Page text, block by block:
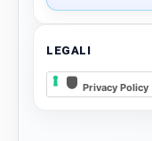
LEGALI
Privacy Policy